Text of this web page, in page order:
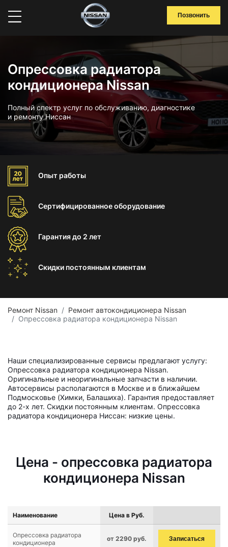
Позвонить
Опрессовка радиатора
кондиционера Nissan
Полный спектр услуг по обслуживанию, диагностике
и ремонту Ниссан
Опыт работы
Сертифицированноеоборудование
Гарантиядо 2 лет
Скидки постоянным клиентам
Ремонт Nissan
Ремонт автокондиционера Nissan
Опрессовка радиатора кондиционера Nissan
Наши специализированные сервисы предлагают услугу:
Опрессовка радиатора кондиционера Nissan.
Оригинальные и неоригинальные запчасти в наличии.
Автосервисы располагаются в Москве и в ближайшем
Подмосковье (Химки, Балашиха). Гарантия предоставляет
до 2-х лет. Скидки постоянным клиентам. Опрессовка
радиатора кондиционера Ниссан: низкие цены.
Цена - опрессовка радиатора
кондиционера Nissan
Наименование Цена в Руб.
Опрессовка радиатора
кондиционера
от 2290 руб. Записаться